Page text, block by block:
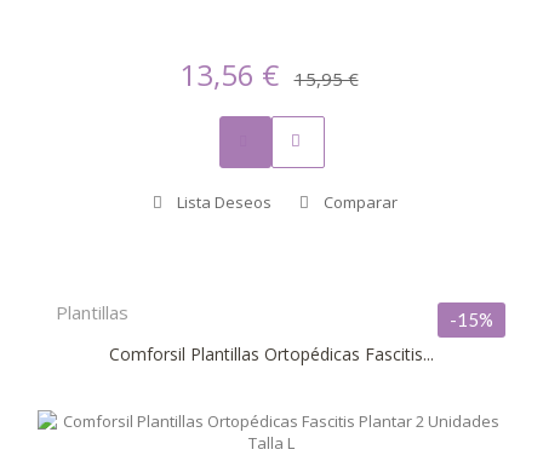
13,56 € 15,95 €
Lista Deseos Comparar
Plantillas
Comforsil Plantillas Ortopédicas Fascitis...
-15%